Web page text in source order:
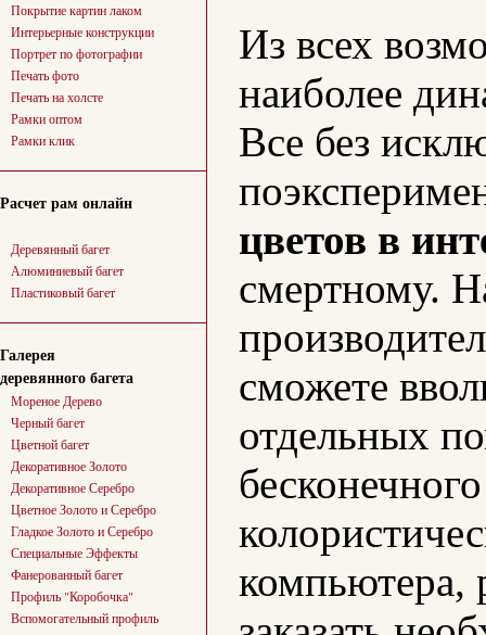
Покрытие картин лаком
Интерьерные конструкции
Портрет по фотографии
Печать фото
Печать на холсте
Рамки оптом
Рамки клик
Расчет рам онлайн
Деревянный багет
Алюминиевый багет
Пластиковый багет
Галерея
деревянного багета
Мореное Дерево
Черный багет
Цветной багет
Декоративное Золото
Декоративное Серебро
Цветное Золото и Серебро
Гладкое Золото и Серебро
Специальные Эффекты
Фанерованный багет
Профиль "Коробочка"
Вспомогательный профиль
Из всех
наиболее
Все без
цветов в
смертному.
сможете
отдельных
компьютера,